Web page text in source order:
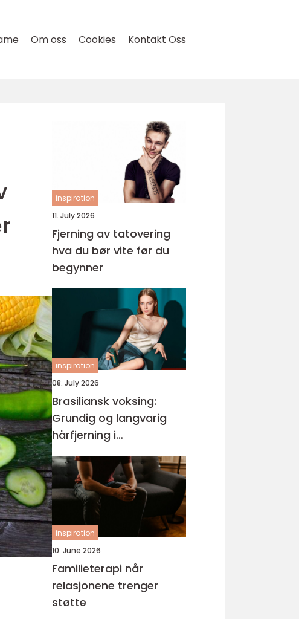
Om oss Cookies Kontakt Oss
inspiration
11. July 2026
Fjerning av tatovering
hva du bør vite før du
begynner
inspiration
08. July 2026
Brasiliansk voksing:
Grundig og langvarig
hårfjerning i
intimområdet
inspiration
10. June 2026
Familieterapi når
relasjonene trenger
støtte